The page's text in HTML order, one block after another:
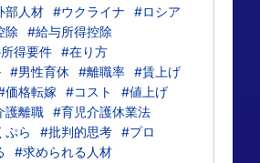
部人材 #ウクライナ
#ロシア
除
#給与所得控除
得要件 #在り方
#男性育休 #離職率 #賃上げ
価格転嫁 #コスト
#値上げ
護離職 #育児介護休業法
ぷら #批判的思考 #プロ
#求められる人材